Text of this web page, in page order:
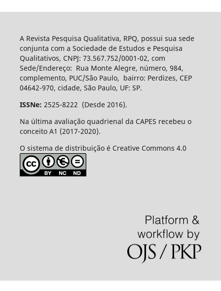
A Revista Pesquisa Qualitativa, RPQ, possui sua sede
conjunta com a Sociedade de Estudos e Pesquisa
Qualitativos, CNPJ: 73.567.752/0001-02, com
Sede/Endereço: Rua Monte Alegre, número, 984,
complemento, PUC/São Paulo, bairro: Perdizes, CEP
04642-970, cidade, São Paulo, UF: SP.
ISSNe: 2525-8222 (Desde 2016).
Na última avaliação quadrienal da CAPES recebeu o
conceito A1 (2017-2020).
O sistema de distribuição é Creative Commons 4.0